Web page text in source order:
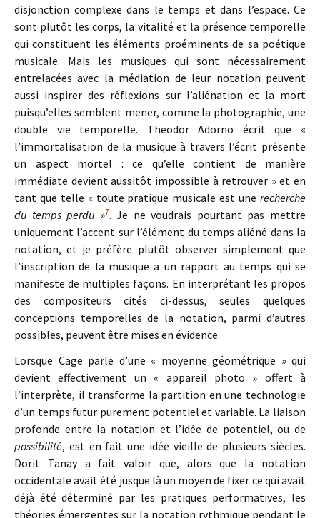
disjonction complexe dans le temps et dans l’espace. Ce
sont plutôt les corps, la vitalité et la présence temporelle
qui constituent les éléments proéminents de sa poétique
musicale. Mais les musiques qui sont nécessairement
entrelacées avec la médiation de leur notation peuvent
aussi inspirer des réflexions sur l’aliénation et la mort
puisqu’elles semblent mener, comme la photographie, une
double vie temporelle. Theodor Adorno écrit que «
l’immortalisation de la musique à travers l’écrit présente
un aspect mortel : ce qu’elle contient de manière
immédiate devient aussitôt impossible à retrouver » et en
tant que telle « toute pratique musicale est une recherche
du temps perdu »7. Je ne voudrais pourtant pas mettre
uniquement l’accent sur l’élément du temps aliéné dans la
notation, et je préfère plutôt observer simplement que
l’inscription de la musique a un rapport au temps qui se
manifeste de multiples façons. En interprétant les propos
des compositeurs cités ci-dessus, seules quelques
conceptions temporelles de la notation, parmi d’autres
possibles, peuvent être mises en évidence.
Lorsque Cage parle d’une « moyenne géométrique » qui
devient effectivement un « appareil photo » offert à
l’interprète, il transforme la partition en une technologie
d’un temps futur purement potentiel et variable. La liaison
profonde entre la notation et l’idée de potentiel, ou de
possibilité, est en fait une idée vieille de plusieurs siècles.
Dorit Tanay a fait valoir que, alors que la notation
occidentale avait été jusque là un moyen de fixer ce qui avait
déjà été déterminé par les pratiques performatives, les
théories émergentes sur la notation rythmique pendant le